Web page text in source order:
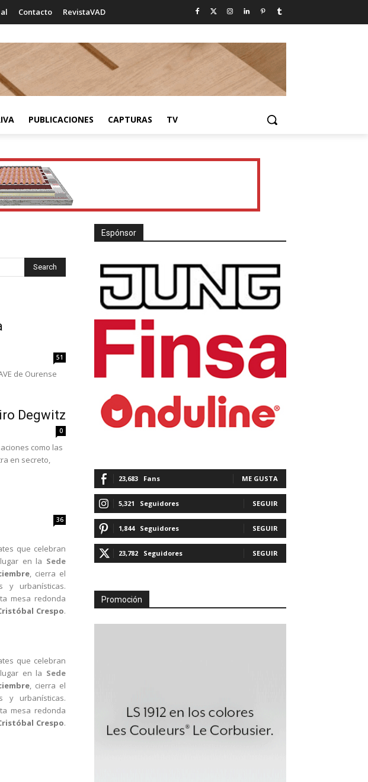
Contacto RevistaVAD
PUBLICACIONES CAPTURAS TV
Search
51
de Ourense
Degwitz
0
como las
en secreto,
36
que celebran
en la Sede
, cierra el
y urbanísticas.
mesa redonda
Crespo
que celebran
en la Sede
, cierra el
y urbanísticas.
mesa redonda
Crespo
Espónsor
23,683 Fans ME GUSTA
5,321 Seguidores SEGUIR
1,844 Seguidores SEGUIR
23,782 Seguidores SEGUIR
Promoción